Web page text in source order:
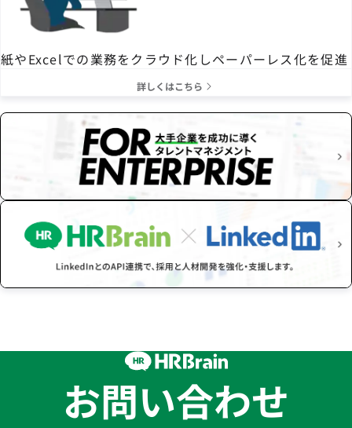
紙やExcelでの業務をクラウド化しペーパーレス化を促進
詳しくはこちら
お問い合わせ